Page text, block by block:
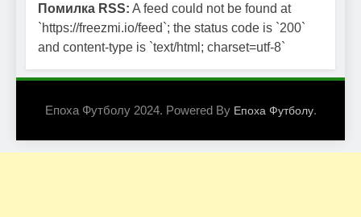
Помилка RSS: A feed could not be found at
`https://freezmi.io/feed`; the status code is `200`
and content-type is `text/html; charset=utf-8`
Епоха Футболу 2024. Powered By Епоха Футболу.